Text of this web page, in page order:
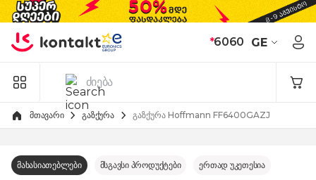
Skip to Content
*6060 GE
მთავარი გაზქურა გაზქურა Hoffmann FF6400GAZJ
მახასიათებლები მსგავსი პროდუქტები ერთად უკეთესია